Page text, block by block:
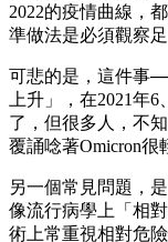
2022的疫情曲線，
準做法是必須觀察足
可悲的是，這件事
上升」，在2021年
了，但很多人，不
覆誦唸著Omicron很
另一個常見問題，
像流行病學上「相
術上常重視相對危